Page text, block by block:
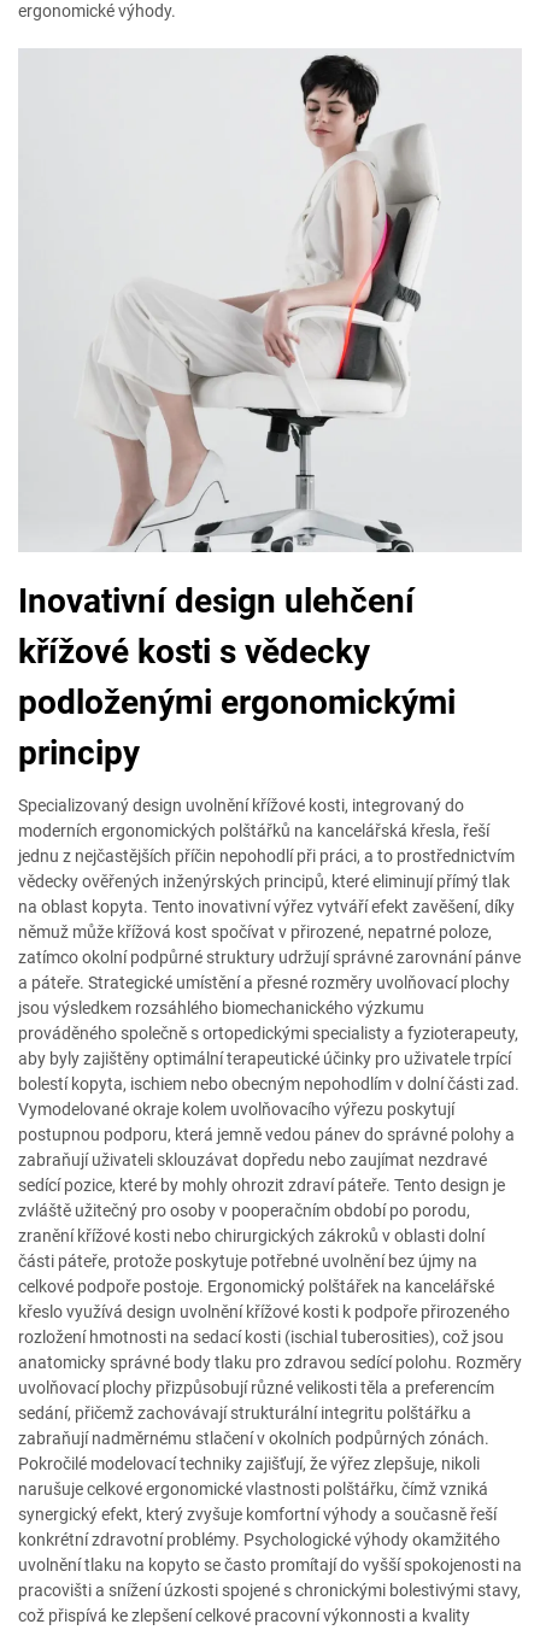
ergonomické výhody.
Inovativní design ulehčení
křížové kosti s vědecky
podloženými ergonomickými
principy
Specializovaný design uvolnění křížové kosti, integrovaný do
moderních ergonomických polštářků na kancelářská křesla, řeší
jednu z nejčastějších příčin nepohodlí při práci, a to prostřednictvím
vědecky ověřených inženýrských principů, které eliminují přímý tlak
na oblast kopyta. Tento inovativní výřez vytváří efekt zavěšení, díky
němuž může křížová kost spočívat v přirozené, nepatrné poloze,
zatímco okolní podpůrné struktury udržují správné zarovnání pánve
a páteře. Strategické umístění a přesné rozměry uvolňovací plochy
jsou výsledkem rozsáhlého biomechanického výzkumu
prováděného společně s ortopedickými specialisty a fyzioterapeuty,
aby byly zajištěny optimální terapeutické účinky pro uživatele trpící
bolestí kopyta, ischiem nebo obecným nepohodlím v dolní části zad.
Vymodelované okraje kolem uvolňovacího výřezu poskytují
postupnou podporu, která jemně vedou pánev do správné polohy a
zabraňují uživateli sklouzávat dopředu nebo zaujímat nezdravé
sedící pozice, které by mohly ohrozit zdraví páteře. Tento design je
zvláště užitečný pro osoby v pooperačním období po porodu,
zranění křížové kosti nebo chirurgických zákroků v oblasti dolní
části páteře, protože poskytuje potřebné uvolnění bez újmy na
celkové podpoře postoje. Ergonomický polštářek na kancelářské
křeslo využívá design uvolnění křížové kosti k podpoře přirozeného
rozložení hmotnosti na sedací kosti (ischial tuberosities), což jsou
anatomicky správné body tlaku pro zdravou sedící polohu. Rozměry
uvolňovací plochy přizpůsobují různé velikosti těla a preferencím
sedání, přičemž zachovávají strukturální integritu polštářku a
zabraňují nadměrnému stlačení v okolních podpůrných zónách.
Pokročilé modelovací techniky zajišťují, že výřez zlepšuje, nikoli
narušuje celkové ergonomické vlastnosti polštářku, čímž vzniká
synergický efekt, který zvyšuje komfortní výhody a současně řeší
konkrétní zdravotní problémy. Psychologické výhody okamžitého
uvolnění tlaku na kopyto se často promítají do vyšší spokojenosti na
pracovišti a snížení úzkosti spojené s chronickými bolestivými stavy,
což přispívá ke zlepšení celkové pracovní výkonnosti a kvality